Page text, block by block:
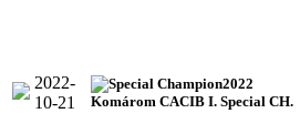
2022-
10-21
2022
Komárom CACIB I. Special CH.